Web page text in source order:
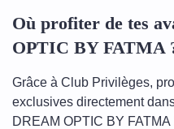
Où profiter de tes
OPTIC BY FATMA
Grâce à Club Privilèges,
exclusives directement
DREAM OPTIC BY